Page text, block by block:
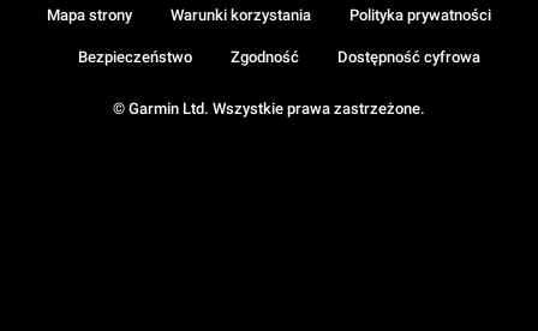
© Garmin Ltd. Wszystkie prawa zastrzeżone.
Mapa strony Warunki korzystania Polityka prywatności
Bezpieczeństwo Zgodność Dostępność cyfrowa